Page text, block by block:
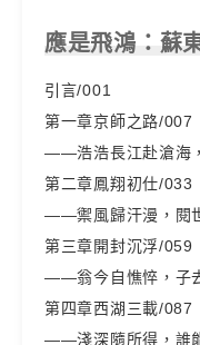
應是飛鴻：蘇
引言/001
第一章京師之路/007
——浩浩長江赴滄海
第二章鳳翔初仕/033
——禦風歸汗漫，閱
第三章開封沉浮/059
——翁今自憔悴，子
第四章西湖三載/087
——淺深隨所得，誰